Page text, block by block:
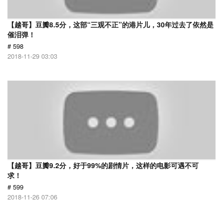
【越哥】豆瓣8.5分，这部“三观不正”的港片儿，30年过去了依然是
催泪弹！
# 598
2018-11-29 03:03
【越哥】豆瓣9.2分，好于99%的剧情片，这样的电影可遇不可
求！
# 599
2018-11-26 07:06